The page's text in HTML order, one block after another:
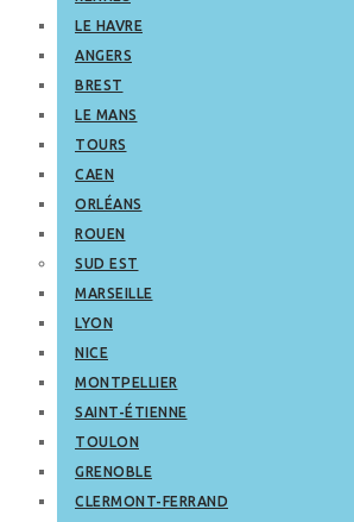
LE HAVRE
ANGERS
BREST
LE MANS
TOURS
CAEN
ORLÉANS
ROUEN
SUD EST
MARSEILLE
LYON
NICE
MONTPELLIER
SAINT-ÉTIENNE
TOULON
GRENOBLE
CLERMONT-FERRAND